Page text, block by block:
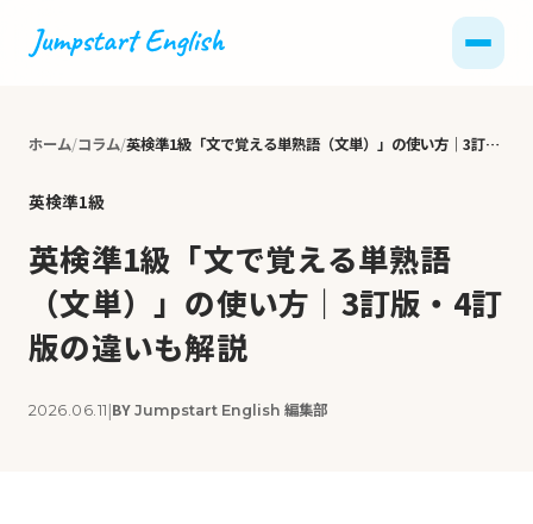
ホーム コラム 英検準1級「文で覚える単熟語（文単）」の使い方｜3訂版・4訂版の違いも解説
英検準1級
英検準1級「文で覚える単熟語
（文単）」の使い方｜3訂版・4訂
版の違いも解説
2026.06.11 |BY Jumpstart English 編集部